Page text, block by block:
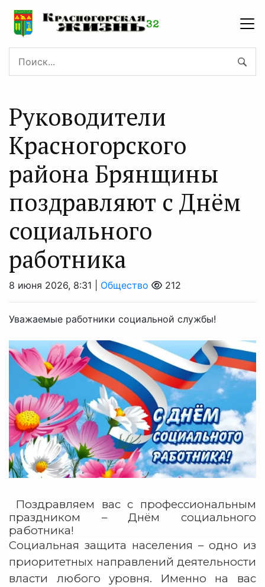
Руководители
Красногорского
района Брянщины
поздравляют с Днём
социального
работника
8 июня 2026, 8:31 | Общество 212
Уважаемые работники социальной службы!
Поздравляем вас с профессиональным
праздником – Днём социального
работника!
Социальная защита населения – одно из
приоритетных направлений деятельности
власти любого уровня. Именно на вас